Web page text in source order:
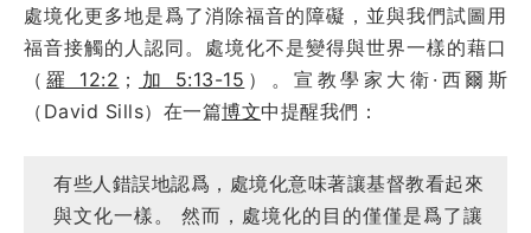
處境化更多地是爲了消除福音的障礙，並與我們試圖用
福音接觸的人認同。處境化不是變得與世界一樣的藉口
（羅 12:2 ； 加 5:13-15 ）。宣教學家大衛·西爾斯
（David Sills）在一篇博文中提醒我們：
有些人錯誤地認爲，處境化意味著讓基督教看起來
與文化一樣。 然而，處境化的目的僅僅是爲了讓